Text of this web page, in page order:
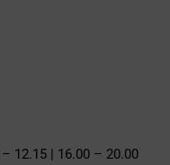
– 12.15 | 16.00 – 20.00